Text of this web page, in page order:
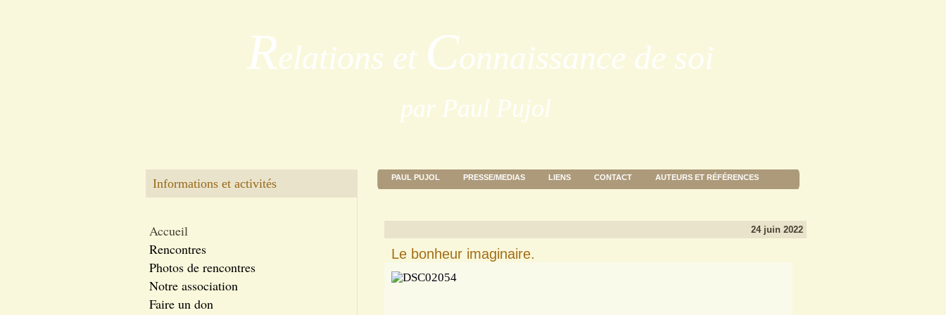
Relations et Connaissance de soi
par Paul Pujol
Informations et activités
Accueil
Rencontres
Photos de rencontres
Notre association
Faire un don
PAUL PUJOL PRESSE/MEDIAS LIENS CONTACT AUTEURS ET RÉFÉRENCES
24 juin 2022
Le bonheur imaginaire.